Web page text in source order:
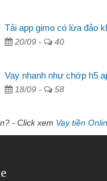
Tải app gimo có lừa đảo
20/09 - 40
Vay nhanh như chớp h5
18/09 - 58
- Click xem Vay tiền